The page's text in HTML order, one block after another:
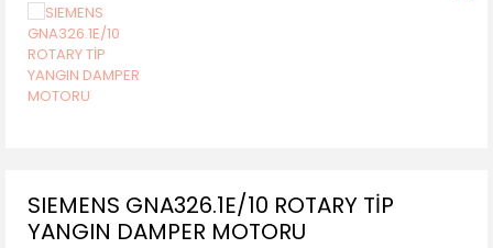
SIEMENS GNA326.1E/10 ROTARY TİP
YANGIN DAMPER MOTORU